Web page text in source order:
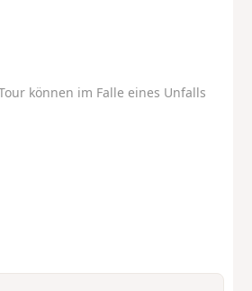
können im Falle eines Unfalls